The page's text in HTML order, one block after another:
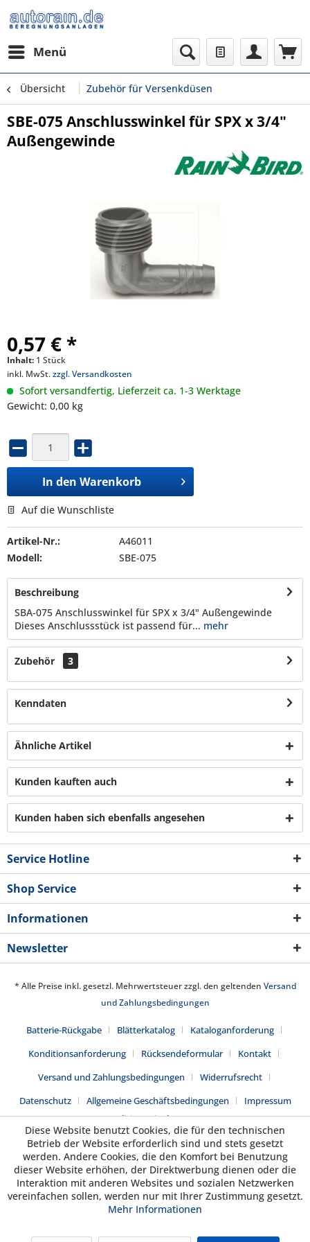
Menü
Übersicht Zubehör für Versenkdüsen
SBE-075 Anschlusswinkel für SPX x 3/4"
Außengewinde
0,57 € *
Inhalt: 1 Stück
inkl. MwSt.zzgl. Versandkosten
Sofort versandfertig, Lieferzeit ca. 1-3 Werktage
Gewicht: 0,00 kg
In den Warenkorb
Auf die Wunschliste
Artikel-Nr.:
A46011
Modell:
SBE-075
Beschreibung
SBA-075 Anschlusswinkel für SPX x 3/4" Außengewinde
Dieses Anschlussstück ist passend für... mehr
Zubehör 3
Kenndaten
Ähnliche Artikel
Kunden kauften auch
Kunden haben sich ebenfalls angesehen
Service Hotline
Shop Service
Informationen
Newsletter
* Alle Preise inkl. gesetzl. Mehrwertsteuer zzgl. den geltenden Versand
und Zahlungsbedingungen
Batterie-Rückgabe Blätterkatalog
Kataloganforderung
Konditionsanforderung
Rücksendeformular
Kontakt
Versand und Zahlungsbedingungen
Widerrufsrecht
Datenschutz
Allgemeine Geschäftsbedingungen
Impressum
Realisiert mit Shopware
Diese Website benutzt Cookies, die für den technischen
Betrieb der Website erforderlich sind und stets gesetzt
werden. Andere Cookies, die den Komfort bei Benutzung
dieser Website erhöhen, der Direktwerbung dienen oder die
Interaktion mit anderen Websites und sozialen Netzwerken
vereinfachen sollen, werden nur mit Ihrer Zustimmung gesetzt.
Mehr Informationen